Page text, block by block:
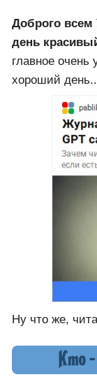
Доброго всем
день
главное очень
хороший
Ну что же,